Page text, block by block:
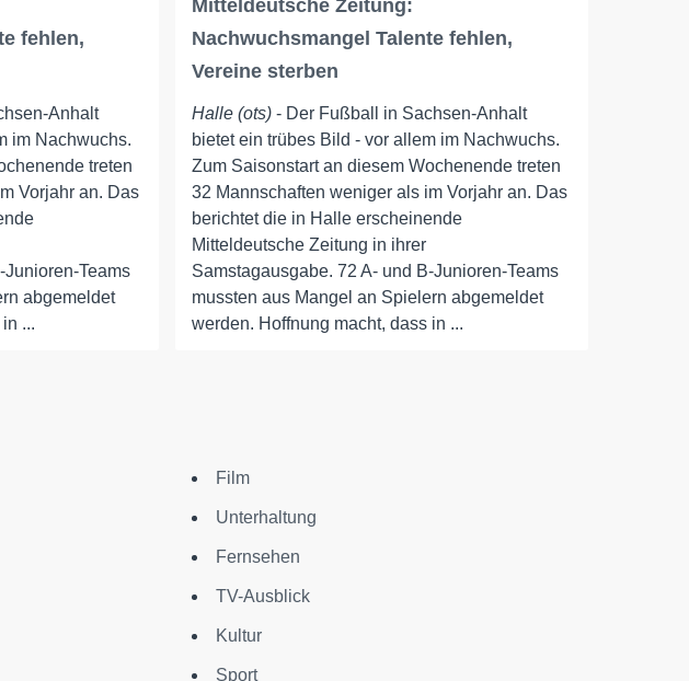
fehlen,
Anhalt
im Nachwuchs.
treten
Vorjahr an. Das
Teams
abgemeldet
...
Mitteldeutsche Zeitung:
Nachwuchsmangel Talente fehlen,
Vereine sterben
Halle (ots) - Der Fußball in Sachsen-Anhalt
bietet ein trübes Bild - vor allem im Nachwuchs.
Zum Saisonstart an diesem Wochenende treten
32 Mannschaften weniger als im Vorjahr an. Das
berichtet die in Halle erscheinende
Mitteldeutsche Zeitung in ihrer
Samstagausgabe. 72 A- und B-Junioren-Teams
mussten aus Mangel an Spielern abgemeldet
werden. Hoffnung macht, dass in ...
Film
Unterhaltung
Fernsehen
TV-Ausblick
Kultur
Sport